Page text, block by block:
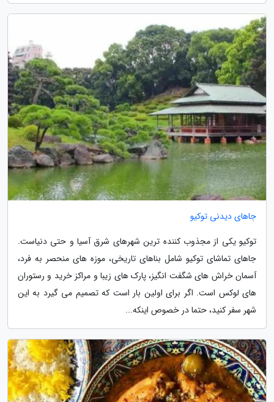
جاهای دیدنی توکیو
توکیو یکی از مجذوب کننده ترین شهرهای شرق آسیا و حتی دنیاست.
جاهای تماشای توکیو شامل بناهای تاریخی، موزه های منحصر به فرد،
آسمان خراش های شگفت انگیز، پارک های زیبا و مراکز خرید و رستوران
های لوکس است. اگر برای اولین بار است که تصمیم می گیرد به این
شهر سفر کنید، حتما در خصوص اینکه...